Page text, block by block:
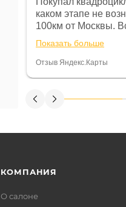
каком этапе не
100км от Москвы.
спидометре всегда
постоянно были на
Считаю, что это
Показать больше
Отзыв Яндекс.Карты
КОМПАНИЯ
О салоне